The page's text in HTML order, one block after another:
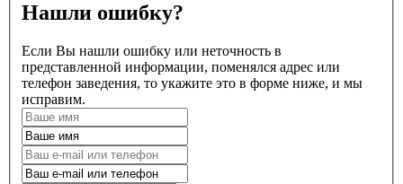
Нашли ошибку?
Если Вы нашли ошибку или неточность в
представленной информации, поменялся адрес или
телефон заведения, то укажите это в форме ниже, и мы
исправим.